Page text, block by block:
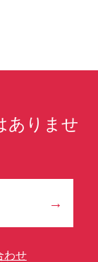
ありませ
わせ